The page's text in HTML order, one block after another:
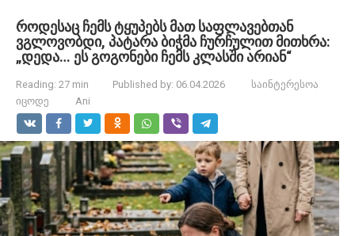
როდესაც ჩემს ტყუპებს მათ საფლავებთან
ვგლოვობდი, პატარა ბიჭმა ჩურჩულით მითხრა:
„დედა… ეს გოგონები ჩემს კლასში არიან“
Reading: 27 min Published by: 06.04.2026
საინტერესოა
იცოდე
Ani